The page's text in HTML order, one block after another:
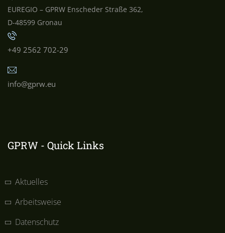
EUREGIO – GPRW Enscheder Straße 362,
D-48599 Gronau
+49 2562 702-29
info@gprw.eu
GPRW - Quick Links
Aktuelles
Arbeitsweise
Datenschutz